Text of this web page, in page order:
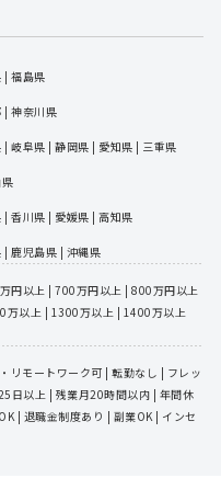
| 福島県
| 神奈川県
| 岐阜県 | 静岡県 | 愛知県 | 三重県
| 香川県 | 愛媛県 | 高知県
| 鹿児島県 | 沖縄県
円以上 | 700万円以上 | 800万円以上
万以上 | 1300万以上 | 1400万以上
リモートワーク可 | 転勤なし | フレッ
日以上 | 残業月20時間以内 | 年間休
| 退職金制度あり | 副業OK | インセ